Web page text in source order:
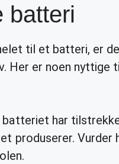
batteri
til et batteri, er
Her er noen nyttige
har
produserer. Vurder